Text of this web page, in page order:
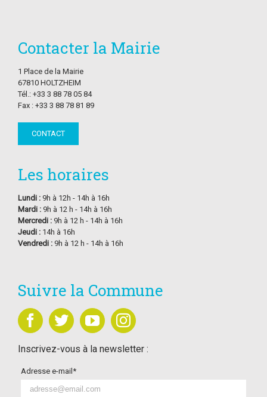
Contacter la Mairie
1 Place de la Mairie
67810 HOLTZHEIM
Tél.: +33 3 88 78 05 84
Fax : +33 3 88 78 81 89
CONTACT
Les horaires
Lundi : 9h à 12h - 14h à 16h
Mardi : 9h à 12 h - 14h à 16h
Mercredi : 9h à 12 h - 14h à 16h
Jeudi : 14h à 16h
Vendredi : 9h à 12 h - 14h à 16h
Suivre la Commune
Inscrivez-vous à la newsletter :
Adresse e-mail*